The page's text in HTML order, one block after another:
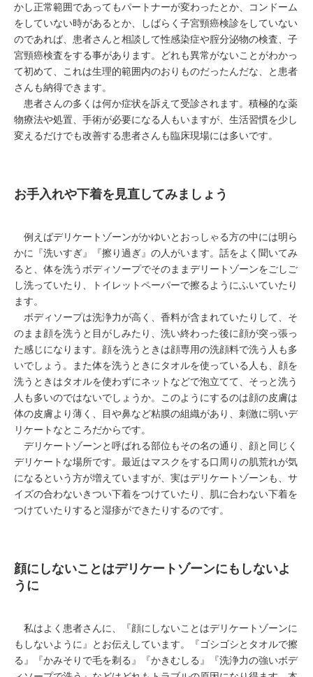
かし正常範囲であってもパートナーが変わったとか、コンドーム
をしていない時があるとか、しばらく子宮頸癌検診をしていない
のであれば、患者さんと相談して性感染症や腟分泌物の検査、子
宮頸癌検査をする事があります。どれも異常がないことがわかっ
て初めて、これは生理的範囲内のおりものだったんだな、と患者
さんも納得できます。
患者さんの多くは何か症状を訴えて受診されます。積極的な薬
物療法や処置、手術が必要になる人もいますが、生活習慣を少し
変えるだけでも改善する患者さんも臨床現場には多いです。
お手入れや下着を見直してみましょう
例えばデリケートゾーンがかゆいとおっしゃる方の中には明ら
かに『洗いすぎ』『擦り過ぎ』の人がいます。話をよく聞いてみ
ると、体を洗うボディソープでそのままデリートゾーンをごしご
し洗っていたり、トイレットペーパーで擦るようにふいていたり
ます。
ボディソープは洗浄力が高く、香料が含まれていたりして、そ
のまま顔を洗うと目がしみたり、洗い終わった後に顔が突っ張っ
た感じになります。顔を洗うときは顔専用の洗顔料で洗う人も多
いでしょう。また体を洗うときにタオルを使っている人も、顔を
洗うときはタオルを使わずにネットなどで泡立てて、そっと洗う
人も多いのではないでしょうか。このようにするのは顔の皮膚は
体の皮膚より薄く、目や鼻など粘膜の組織があり、刺激に弱いデ
リケートなところだからです。
デリケートゾーンと呼ばれる部位もその名の通り、顔と同じく
デリケートな場所です。最近はマスクをする口周りの肌荒れが気
になるという方が増えていますが、実はデリケートゾーンも、サ
イズの合わないきつい下着をつけていたり、肌に合わない下着を
つけていたりすると湿疹ができたりするのです。
顔にしないことはデリケートゾーンにもしないよ
うに
私はよく患者さんに、『顔にしないことはデリケートゾーンに
もしないように』とお伝えしています。『ゴシゴシとタオルで擦
る』『かみそりで毛を剃る』『かきむしる』『洗浄力の強いボデ